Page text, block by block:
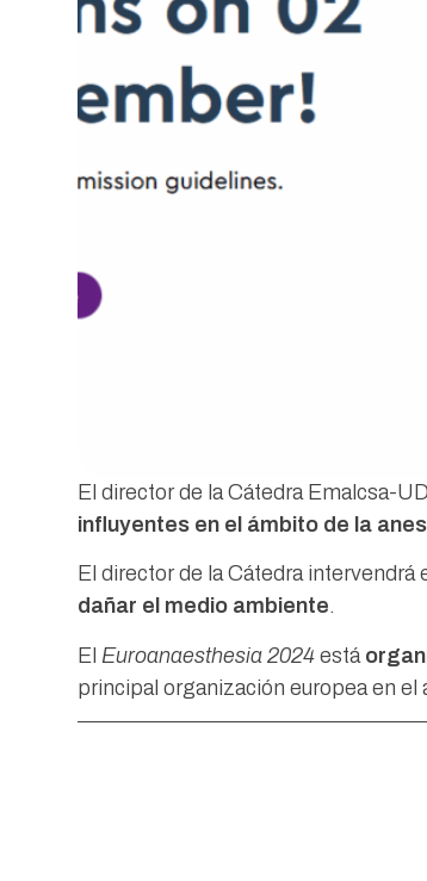
El director de la Cátedra Emalcsa-
influyentes en el ámbito de la
El director de la Cátedra intervendrá
dañar el medio ambiente.
El Euroanaesthesia 2024 está
principal organización europea en